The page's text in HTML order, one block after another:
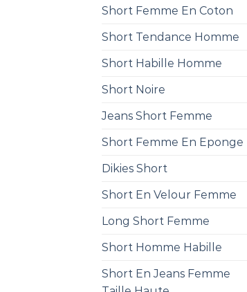
Short Femme En Coton
Short Tendance Homme
Short Habille Homme
Short Noire
Jeans Short Femme
Short Femme En Eponge
Dikies Short
Short En Velour Femme
Long Short Femme
Short Homme Habille
Short En Jeans Femme